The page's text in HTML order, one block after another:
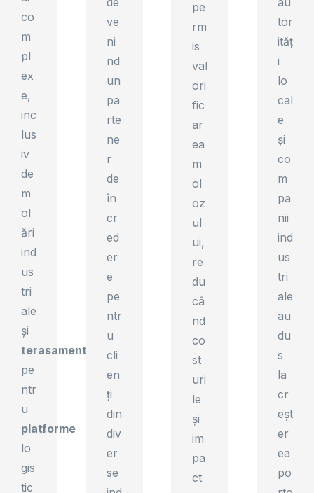
co
m
pl
ex
e,
inc
lus
iv
de
m
ol
ări
ind
us
tri
ale
și
terasamente
pe
ntr
u
platforme
lo
gis
tic
ve
ni
nd
un
pa
rte
ne
r
de
în
cr
ed
er
e
pe
ntr
u
cli
en
ți
din
div
er
se
pe
rm
is
val
ori
fic
ar
ea
m
ol
oz
ul
ui,
re
du
câ
nd
co
st
uri
le
și
im
pa
ct
tor
ităț
i
lo
cal
e
și
co
m
pa
nii
ind
us
tri
ale
au
du
s
la
cr
eșt
er
ea
po